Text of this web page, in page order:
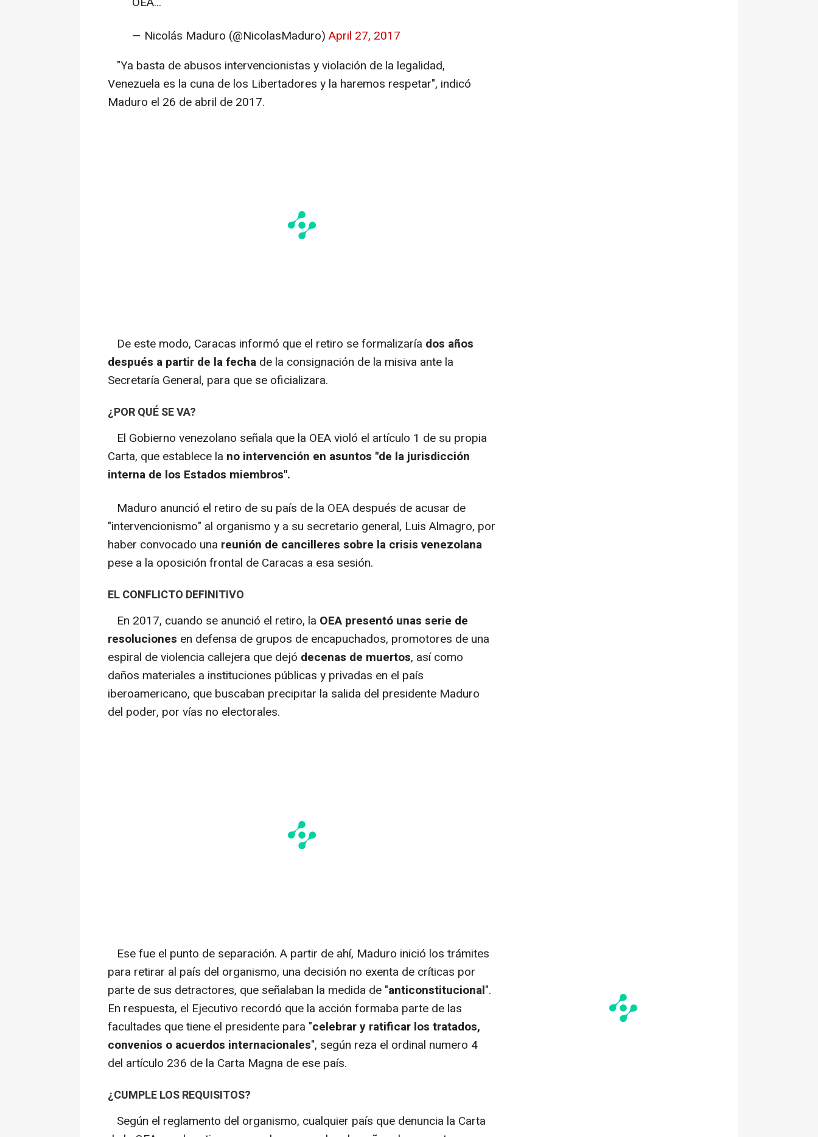
— Nicolás Maduro (@NicolasMaduro) April 27, 2017
"Ya basta de abusos intervencionistas y violación de la legalidad,
Venezuela es la cuna de los Libertadores y la haremos respetar", indicó
Maduro el 26 de abril de 2017.
De este modo, Caracas informó que el retiro se formalizaría dos años
después a partir de la fecha de la consignación de la misiva ante la
Secretaría General, para que se oficializara.
¿POR QUÉ SE VA?
El Gobierno venezolano señala que la OEA violó el artículo 1 de su propia
Carta, que establece la no intervención en asuntos "de la jurisdicción
interna de los Estados miembros".
Maduro anunció el retiro de su país de la OEA después de acusar de
"intervencionismo" al organismo y a su secretario general, Luis Almagro, por
haber convocado una reunión de cancilleres sobre la crisis venezolana
pese a la oposición frontal de Caracas a esa sesión.
EL CONFLICTO DEFINITIVO
En 2017, cuando se anunció el retiro, la OEA presentó unas serie de
resoluciones en defensa de grupos de encapuchados, promotores de una
espiral de violencia callejera que dejó decenas de muertos, así como
daños materiales a instituciones públicas y privadas en el país
iberoamericano, que buscaban precipitar la salida del presidente Maduro
del poder, por vías no electorales.
Ese fue el punto de separación. A partir de ahí, Maduro inició los trámites
para retirar al país del organismo, una decisión no exenta de críticas por
parte de sus detractores, que señalaban la medida de "anticonstitucional".
En respuesta, el Ejecutivo recordó que la acción formaba parte de las
facultades que tiene el presidente para "celebrar y ratificar los tratados,
convenios o acuerdos internacionales", según reza el ordinal numero 4
del artículo 236 de la Carta Magna de ese país.
¿CUMPLE LOS REQUISITOS?
Según el reglamento del organismo, cualquier país que denuncia la Carta